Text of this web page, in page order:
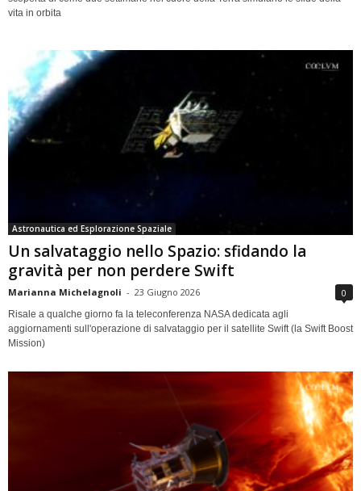
vita in orbita
Astronautica ed Esplorazione Spaziale
Un salvataggio nello Spazio: sfidando la
gravità per non perdere Swift
Marianna Michelagnoli - 23 Giugno 2026 0
Risale a qualche giorno fa la teleconferenza NASA dedicata agli
aggiornamenti sull'operazione di salvataggio per il satellite Swift (la Swift Boost
Mission)